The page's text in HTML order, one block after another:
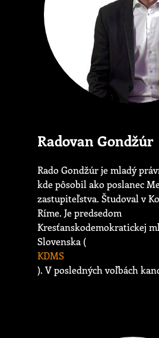
Radovan Gondžúr
Rado Gondžúr je mladý
kde pôsobil ako poslanec
zastupiteľstva. Študoval v
Ríme. Je predsedom
Kresťanskodemokratickej
Slovenska (
KDMS
). V posledných voľbách